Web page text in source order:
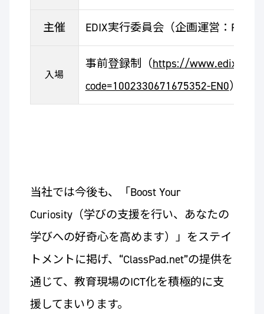
主催 EDIX実行委員会（企画運営：RX
入場
事前登録制（https://www.edix-
code=1002330671675352-EN0）
当社では今後も、「Boost Your
Curiosity（学びの支援を行い、あなたの
学びへの好奇心を高めます）」をステイ
トメントに掲げ、“ClassPad.net”の提供を
通じて、教育現場のICT化を積極的に支
援してまいります。